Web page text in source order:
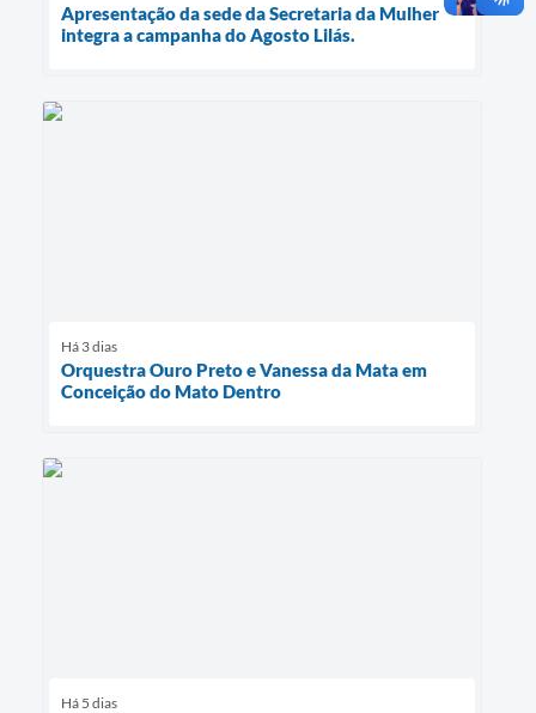
Apresentação da sede da Secretaria da Mulher
integra a campanha do Agosto Lilás.
Há 3 dias
Orquestra Ouro Preto e Vanessa da Mata em
Conceição do Mato Dentro
Há 5 dias